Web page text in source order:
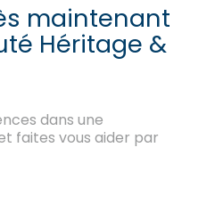
maintenant
Héritage &
dans une
faites vous aider par